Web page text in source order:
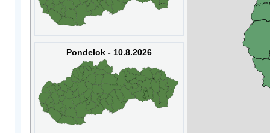
Pondelok - 10.8.2026